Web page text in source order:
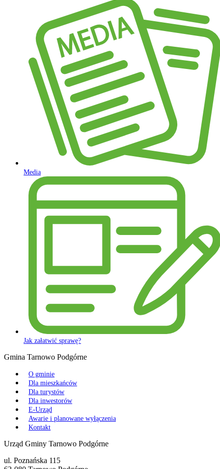
Media
Jak załatwić sprawę?
Gmina Tarnowo Podgórne
O gminie
Dla mieszkańców
Dla turystów
Dla inwestorów
E-Urząd
Awarie i planowane wyłączenia
Kontakt
Urząd Gminy Tarnowo Podgórne
ul. Poznańska 115